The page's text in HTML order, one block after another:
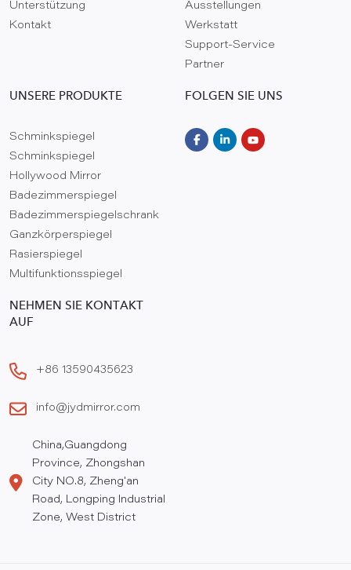
Unterstützung
Kontakt
Ausstellungen
Werkstatt
Support-Service
Partner
UNSERE PRODUKTE
Schminkspiegel
Schminkspiegel
Hollywood Mirror
Badezimmerspiegel
Badezimmerspiegelschrank
Ganzkörperspiegel
Rasierspiegel
Multifunktionsspiegel
FOLGEN SIE UNS
NEHMEN SIE KONTAKT
AUF
+86 13590435623
info@jydmirror.com
China,Guangdong
Province, Zhongshan
City NO.8, Zheng'an
Road, Longping Industrial
Zone, West District